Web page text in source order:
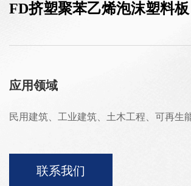
FD挤塑聚苯乙烯泡沫塑料板
应用领域
民用建筑、工业建筑、土木工程、可再生
联系我们